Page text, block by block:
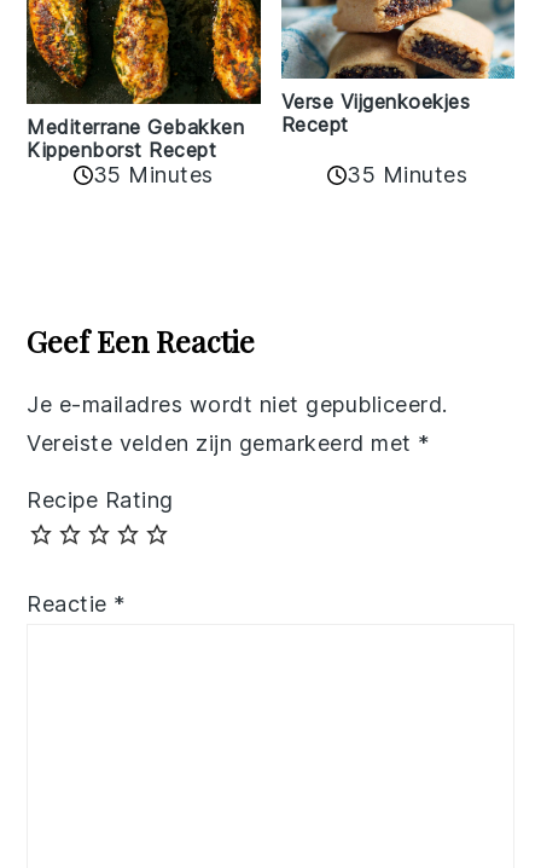
Mediterrane Gebakken
Kippenborst Recept
35 Minutes
Verse Vijgenkoekjes
Recept
35 Minutes
Interactions
Geef Een Reactie
Je e-mailadres wordt niet gepubliceerd.
Vereiste velden zijn gemarkeerd met *
Recipe Rating
Reactie *